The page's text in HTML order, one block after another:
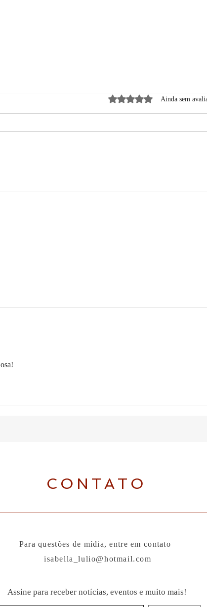
Avaliado com 0 de 5
Ainda sem
CONTATO
Para questões de mídia, entre em contato
isabella_lulio@hotmail.com
Assine para receber notícias, eventos e muito mais!